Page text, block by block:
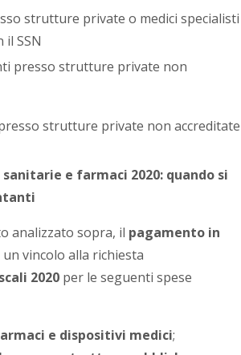
strutture private o medici specialisti
il SSN
presso strutture private non
strutture private non accreditate
e farmaci 2020: quando si
analizzato sopra, il pagamento in
vincolo alla richiesta
2020 per le seguenti spese
e dispositivi medici;